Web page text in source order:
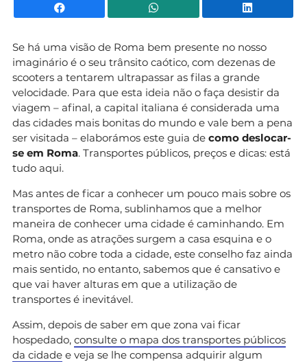
Facebook WhatsApp
Se há uma visão de Roma bem presente no nosso
imaginário é o seu trânsito caótico, com dezenas de
scooters a tentarem ultrapassar as filas a grande
velocidade. Para que esta ideia não o faça desistir da
viagem – afinal, a capital italiana é considerada uma
das cidades mais bonitas do mundo e vale bem a pena
ser visitada – elaborámos este guia de como deslocar-
se em Roma. Transportes públicos, preços e dicas: está
tudo aqui.
Mas antes de ficar a conhecer um pouco mais sobre os
transportes de Roma, sublinhamos que a melhor
maneira de conhecer uma cidade é caminhando. Em
Roma, onde as atrações surgem a casa esquina e o
metro não cobre toda a cidade, este conselho faz ainda
mais sentido, no entanto, sabemos que é cansativo e
que vai haver alturas em que a utilização de
transportes é inevitável.
Assim, depois de saber em que zona vai ficar
hospedado, consulte o mapa dos transportes públicos
da cidade e veja se lhe compensa adquirir algum